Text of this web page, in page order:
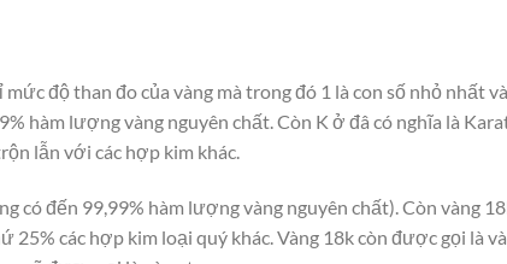
độ than đo của vàng mà trong đó 1 là con số nhỏ nhất
hàm lượng vàng nguyên chất. Còn K ở đâ có nghĩa là
lẫn với các hợp kim khác.
có đến 99,99% hàm lượng vàng nguyên chất). Còn vàng
25% các hợp kim loại quý khác. Vàng 18k còn được gọi là